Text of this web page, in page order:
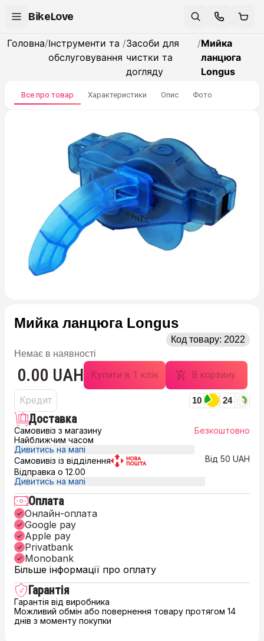
BikeLove
Головна/Інструменти та
обслуговування
/Засоби для
чистки та
догляду
/Мийка
ланцюга
Longus
Все про товар Характеристики Опис Фото
Мийка ланцюга Longus
Код товару: 2022
Немає в наявності
0.00 UAH Купити в 1 клік В корзину
Кредит 10 24
Доставка
Самовивіз з магазину
Найближчим часом
Дивитись на мапі
Безкоштовно
Самовивіз із відділення
Відправка о 12.00
Дивитись на мапі
Від 50 UAH
Оплата
Онлайн-оплата
Google pay
Apple pay
Privatbank
Monobank
Більше інформації про оплату
Гарантія
Гарантія від виробника
Можливий обмін або повернення товару протягом 14
днів з моменту покупки